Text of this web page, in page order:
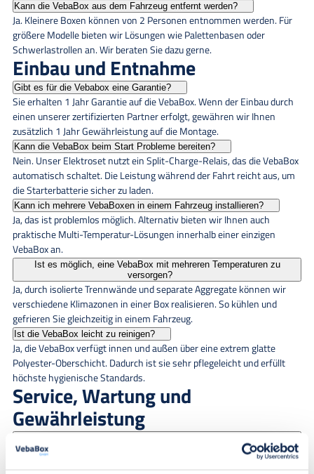
Kann die VebaBox aus dem Fahrzeug entfernt werden?
Ja. Kleinere Boxen können von 2 Personen entnommen werden. Für
größere Modelle bieten wir Lösungen wie Palettenbasen oder
Schwerlastrollen an. Wir beraten Sie dazu gerne.
Einbau und Entnahme
Gibt es für die Vebabox eine Garantie?
Sie erhalten 1 Jahr Garantie auf die VebaBox. Wenn der Einbau durch
einen unserer zertifizierten Partner erfolgt, gewähren wir Ihnen
zusätzlich 1 Jahr Gewährleistung auf die Montage.
Kann die VebaBox beim Start Probleme bereiten?
Nein. Unser Elektroset nutzt ein Split-Charge-Relais, das die VebaBox
automatisch schaltet. Die Leistung während der Fahrt reicht aus, um
die Starterbatterie sicher zu laden.
Kann ich mehrere VebaBoxen in einem Fahrzeug installieren?
Ja, das ist problemlos möglich. Alternativ bieten wir Ihnen auch
praktische Multi-Temperatur-Lösungen innerhalb einer einzigen
VebaBox an.
Ist es möglich, eine VebaBox mit mehreren Temperaturen zu
versorgen?
Ja, durch isolierte Trennwände und separate Aggregate können wir
verschiedene Klimazonen in einer Box realisieren. So kühlen und
gefrieren Sie gleichzeitig in einem Fahrzeug.
Ist die VebaBox leicht zu reinigen?
Ja, die VebaBox verfügt innen und außen über eine extrem glatte
Polyester-Oberschicht. Dadurch ist sie sehr pflegeleicht und erfüllt
höchste hygienische Standards.
Service, Wartung und
Gewährleistung
Mit unseren optionalen Akku-Powerpacks kann die VebaBox bei